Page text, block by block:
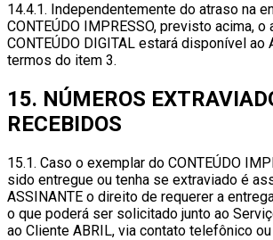
14.4.1. Independentemente do atraso na
CONTEÚDO IMPRESSO, previsto acima,
CONTEÚDO DIGITAL estará disponível ao
termos do item 3.
15. NÚMEROS
RECEBIDOS
15.1. Caso o exemplar do CONTEÚDO
sido entregue ou tenha se extraviado é
ASSINANTE o direito de requerer a
o que poderá ser solicitado junto ao
ao Cliente ABRIL, via contato telefônico